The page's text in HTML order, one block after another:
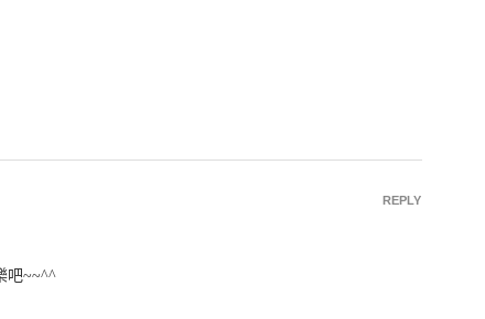
吧~~^^
REPLY